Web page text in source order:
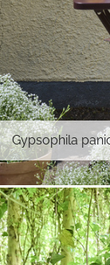
Gypsophila